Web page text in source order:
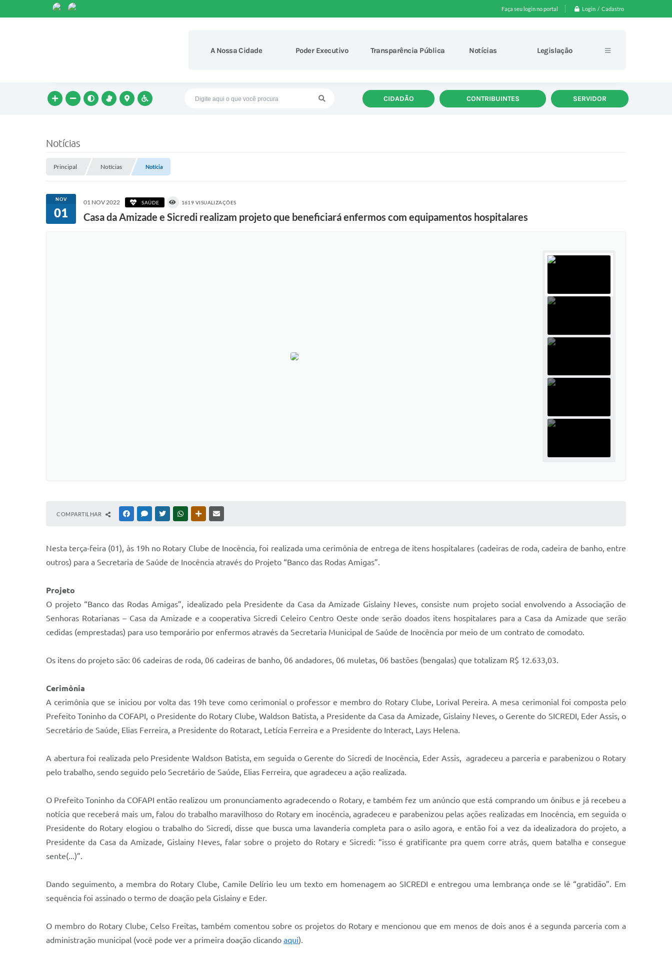
Faça seu login no portal Login / Cadastro
A Nossa Cidade Poder Executivo Transparência Pública Notícias Legislação
CIDADÃO CONTRIBUINTES SERVIDOR
Notícias
Principal Notícias Notícia
NOV
01
01 NOV 2022 SAÚDE 1619 VISUALIZAÇÕES
Casa da Amizade e Sicredi realizam projeto que beneficiará enfermos com equipamentos hospitalares
COMPARTILHAR FACEBOOKMESSENGER
TWITTERWHATSAPPOUTRAS MÍDIAS
Nesta terça-feira (01), às 19h no Rotary Clube de Inocência, foi realizada uma cerimônia de entrega de itens hospitalares (cadeiras de roda, cadeira de banho, entre
outros) para a Secretaria de Saúde de Inocência através do Projeto “Banco das Rodas Amigas”.
Projeto
O projeto “Banco das Rodas Amigas”, idealizado pela Presidente da Casa da Amizade Gislainy Neves, consiste num projeto social envolvendo a Associação de
Senhoras Rotarianas – Casa da Amizade e a cooperativa Sicredi Celeiro Centro Oeste onde serão doados itens hospitalares para a Casa da Amizade que serão
cedidas (emprestadas) para uso temporário por enfermos através da Secretaria Municipal de Saúde de Inocência por meio de um contrato de comodato.
Os itens do projeto são: 06 cadeiras de roda, 06 cadeiras de banho, 06 andadores, 06 muletas, 06 bastões (bengalas) que totalizam R$ 12.633,03.
Cerimônia
A cerimônia que se iniciou por volta das 19h teve como cerimonial o professor e membro do Rotary Clube, Lorival Pereira. A mesa cerimonial foi composta pelo
Prefeito Toninho da COFAPI, o Presidente do Rotary Clube, Waldson Batista, a Presidente da Casa da Amizade, Gislainy Neves, o Gerente do SICREDI, Eder Assis, o
Secretário de Saúde, Elias Ferreira, a Presidente do Rotaract, Letícia Ferreira e a Presidente do Interact, Lays Helena.
A abertura foi realizada pelo Presidente Waldson Batista, em seguida o Gerente do Sicredi de Inocência, Eder Assis, agradeceu a parceria e parabenizou o Rotary
pelo trabalho, sendo seguido pelo Secretário de Saúde, Elias Ferreira, que agradeceu a ação realizada.
O Prefeito Toninho da COFAPI então realizou um pronunciamento agradecendo o Rotary, e também fez um anúncio que está comprando um ônibus e já recebeu a
notícia que receberá mais um, falou do trabalho maravilhoso do Rotary em inocência, agradeceu e parabenizou pelas ações realizadas em Inocência, em seguida o
Presidente do Rotary elogiou o trabalho do Sicredi, disse que busca uma lavanderia completa para o asilo agora, e então foi a vez da idealizadora do projeto, a
Presidente da Casa da Amizade, Gislainy Neves, falar sobre o projeto do Rotary e Sicredi: “isso é gratificante pra quem corre atrás, quem batalha e consegue
sente(...)”.
Dando seguimento, a membra do Rotary Clube, Camile Delírio leu um texto em homenagem ao SICREDI e entregou uma lembrança onde se lê “gratidão”. Em
sequência foi assinado o termo de doação pela Gislainy e Eder.
O membro do Rotary Clube, Celso Freitas, também comentou sobre os projetos do Rotary e mencionou que em menos de dois anos é a segunda parceria com a
administração municipal (você pode ver a primeira doação clicando aqui).